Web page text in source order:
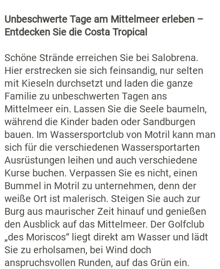
Unbeschwerte Tage am Mittelmeer erleben –
Entdecken Sie die Costa Tropical
Schöne Strände erreichen Sie bei Salobrena.
Hier erstrecken sie sich feinsandig, nur selten
mit Kieseln durchsetzt und laden die ganze
Familie zu unbeschwerten Tagen ans
Mittelmeer ein. Lassen Sie die Seele baumeln,
während die Kinder baden oder Sandburgen
bauen. Im Wassersportclub von Motril kann man
sich für die verschiedenen Wassersportarten
Ausrüstungen leihen und auch verschiedene
Kurse buchen. Verpassen Sie es nicht, einen
Bummel in Motril zu unternehmen, denn der
weiße Ort ist malerisch. Steigen Sie auch zur
Burg aus maurischer Zeit hinauf und genießen
den Ausblick auf das Mittelmeer. Der Golfclub
„des Moriscos“ liegt direkt am Wasser und lädt
Sie zu erholsamen, bei Wind doch
anspruchsvollen Runden, auf das Grün ein.